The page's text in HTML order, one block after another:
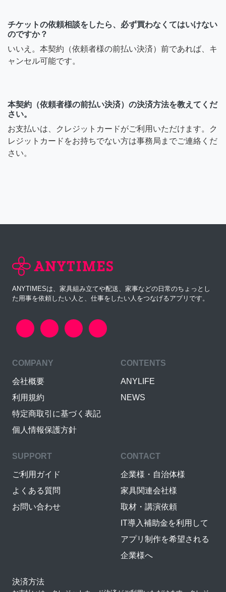
チケットの依頼相談をしたら、必ず買わなくてはいけない
のですか？
いいえ。本契約（依頼者様の前払い決済）前であれば、キ
ャンセル可能です。
本契約（依頼者様の前払い決済）の決済方法を教えてくだ
さい。
お支払いは、クレジットカードがご利用いただけます。ク
レジットカードをお持ちでない方は事務局までご連絡くだ
さい。
ANYTIMESは、家具組み立てや配送、家事などの日常のちょっとし
た用事を依頼したい人と、仕事をしたい人をつなげるアプリです。
COMPANY
会社概要
利用規約
特定商取引に基づく表記
個人情報保護方針
CONTENTS
ANYLIFE
NEWS
SUPPORT
ご利用ガイド
よくある質問
お問い合わせ
CONTACT
企業様・自治体様
家具関連会社様
取材・講演依頼
IT導入補助金を利用して
アプリ制作を希望される
企業様へ
決済方法